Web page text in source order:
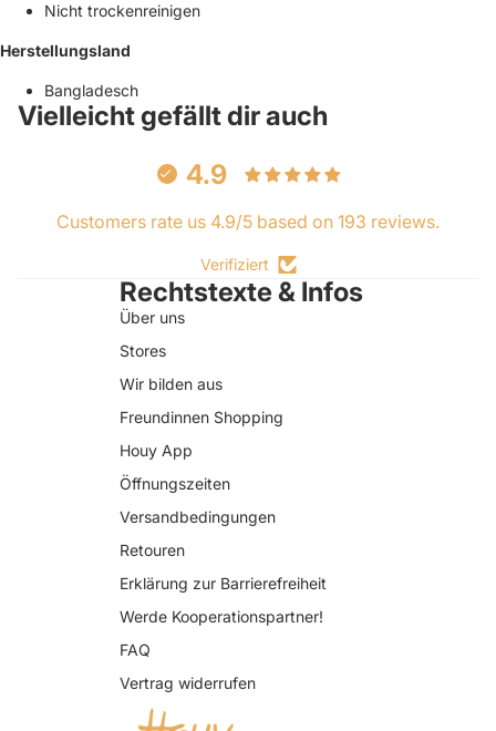
Nicht trockenreinigen
Herstellungsland
Bangladesch
Vielleicht gefällt dir auch
4.9
Customers rate us 4.9/5 based on 193 reviews.
Verifiziert
Rechtstexte & Infos
Über uns
Stores
Wir bilden aus
Freundinnen Shopping
Houy App
Öffnungszeiten
Versandbedingungen
Retouren
Erklärung zur Barrierefreiheit
Werde Kooperationspartner!
FAQ
Vertrag widerrufen
Kontaktinformationen